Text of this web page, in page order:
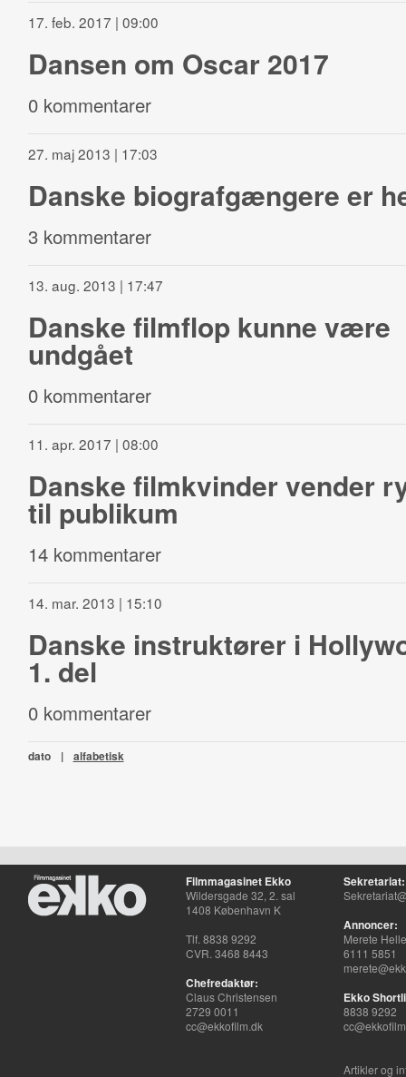
17. feb. 2017 | 09:00
Dansen om Oscar 2017
0 kommentarer
27. maj 2013 | 17:03
Danske biografgængere er
3 kommentarer
13. aug. 2013 | 17:47
Danske filmflop kunne være
undgået
0 kommentarer
11. apr. 2017 | 08:00
Danske filmkvinder vender
til publikum
14 kommentarer
14. mar. 2013 | 15:10
Danske instruktører i
1. del
0 kommentarer
dato | alfabetisk
Filmmagasinet Ekko
Wildersgade 32, 2. sal
1408 København K
Tlf. 8838 9292
CVR. 3468 8443
Chefredaktør:
Claus Christensen
2729 0011
cc@ekkofilm.dk
Sekretariat:
Annoncer:
Merete
6111 5851
Ekko
8838 9292
Artikler og